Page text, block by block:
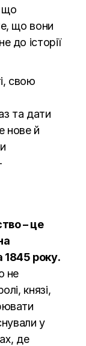
що
що вони
до історії
свою
та дати
нове й
– це
1845 року.
не
князі,
у
де